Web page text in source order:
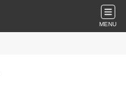
MENU